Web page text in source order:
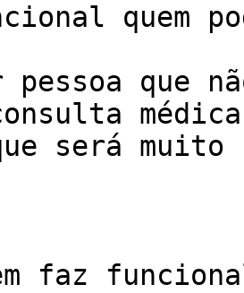
quem
será muito
faz